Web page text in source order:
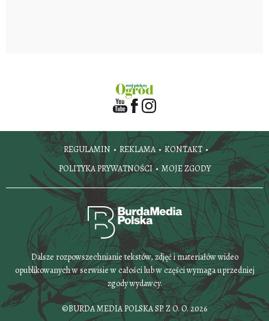
REGULAMIN REKLAMA
KONTAKT
POLITYKA PRYWATNOŚCI
MOJE ZGODY
Dalsze rozpowszechnianie tekstów, zdjęć i materiałów wideo
opublikowanych w serwisie w całości lub w części wymaga uprzedniej
zgody wydawcy.
©BURDA MEDIA POLSKA SP. Z O. O. 2026